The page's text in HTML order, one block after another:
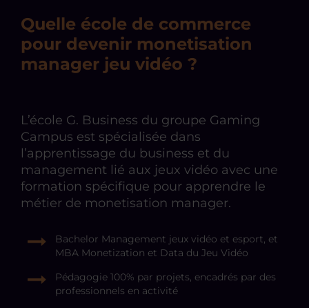
Quelle école de commerce
pour devenir monetisation
manager jeu vidéo ?
L’école G. Business du groupe Gaming
Campus est spécialisée dans
l’apprentissage du business et du
management lié aux jeux vidéo avec une
formation spécifique pour apprendre le
métier de monetisation manager.
Bachelor Management jeux vidéo et esport, et
MBA Monetization et Data du Jeu Vidéo
Pédagogie 100% par projets, encadrés par des
professionnels en activité